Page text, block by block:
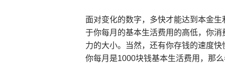
面对变化的数字，多快才能达到本金
于你每月的基本生活费用的高低，你
力的大小。当然，还有你存钱的速度
你每月是1000块钱基本生活费用，那